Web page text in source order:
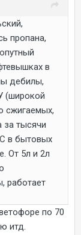
пропана,
в
дебилы,
(широкой
сжигаемых,
за тысячи
в бытовых
От 5л и 2л
работает
по 70
итд.